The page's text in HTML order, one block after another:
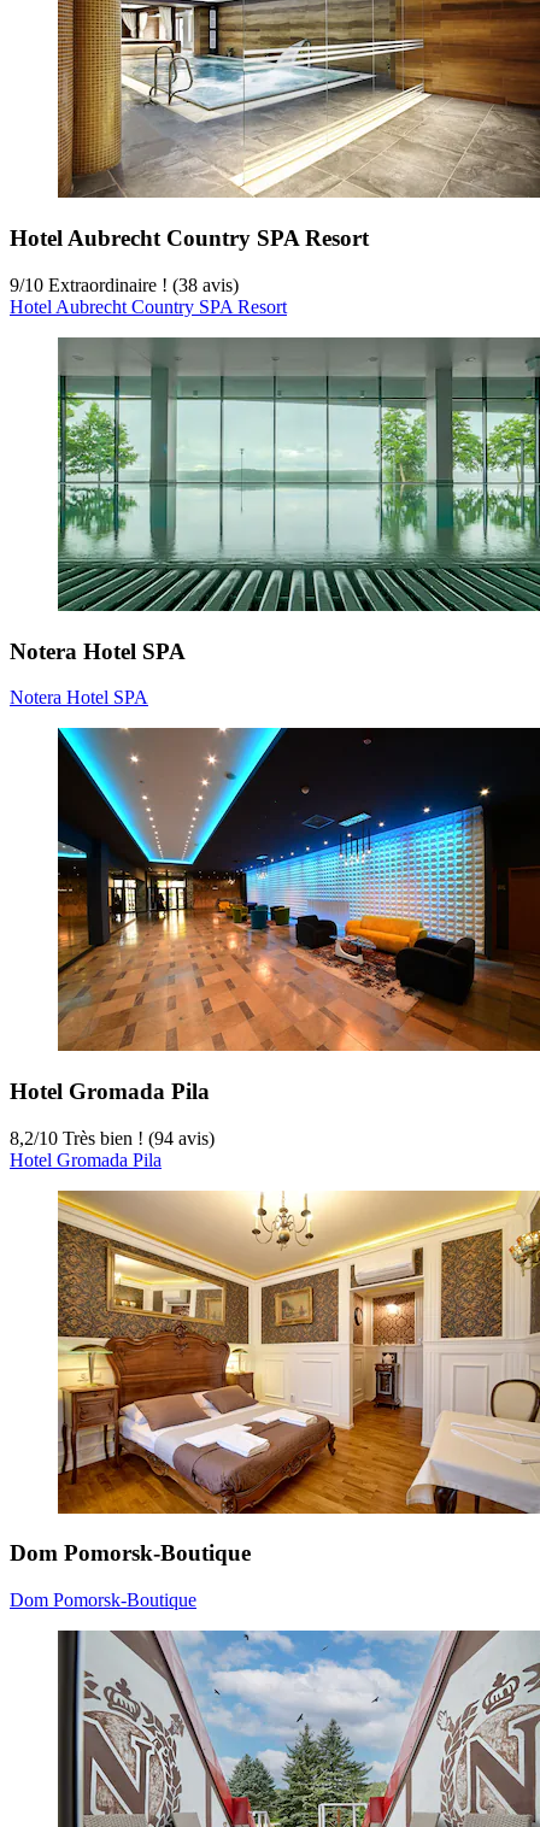
Hotel Aubrecht Country SPA Resort
9/10 Extraordinaire ! (38 avis)
Hotel Aubrecht Country SPA Resort
Notera Hotel SPA
Notera Hotel SPA
Hotel Gromada Pila
8,2/10 Très bien ! (94 avis)
Hotel Gromada Pila
Dom Pomorsk-Boutique
Dom Pomorsk-Boutique